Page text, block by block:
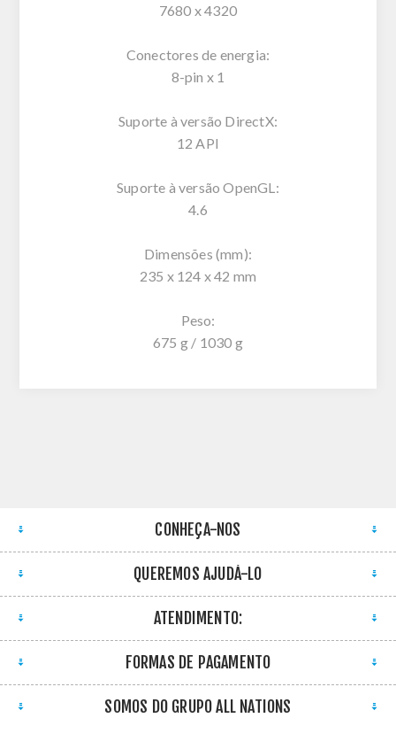
7680 x 4320
Conectores de energia:
8-pin x 1
Suporte à versão DirectX:
12 API
Suporte à versão OpenGL:
4.6
Dimensões (mm):
235 x 124 x 42 mm
Peso:
675 g / 1030 g
CONHEÇA-NOS
QUEREMOS AJUDÁ-LO
ATENDIMENTO:
FORMAS DE PAGAMENTO
SOMOS DO GRUPO ALL NATIONS